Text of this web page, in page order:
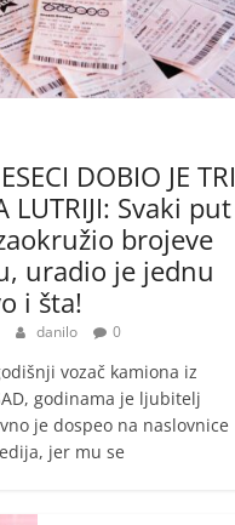
DOBIO JE TRI
LUTRIJI: Svaki put
brojeve
uradio je jednu
i šta!
danilo 0
vozač kamiona iz
godinama je ljubitelj
je dospeo na naslovnice
jer mu se